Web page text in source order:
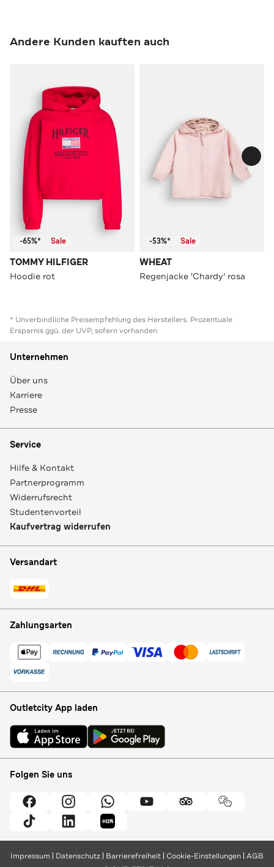
Andere Kunden kauften auch
-65%* Sale
TOMMY HILFIGER
Hoodie rot
-53%* Sale
WHEAT
Regenjacke 'Chardy' rosa
* Unverbindliche Preisempfehlung des Herstellers. Prozentuale
Ersparnis ggü. der UVP, sofern vorhanden
Unternehmen
Über uns
Karriere
Presse
Service
Hilfe & Kontakt
Partnerprogramm
Widerrufsrecht
Studentenvorteil
Kaufvertrag widerrufen
Versandart
Zahlungsarten
Outletcity App laden
Folgen Sie uns
Impressum Datenschutz Barrierefreiheit Cookie-Einstellungen AGB